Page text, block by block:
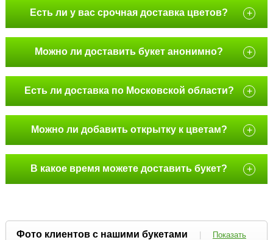
Есть ли у вас срочная доставка цветов? +
Можно ли доставить букет анонимно? +
Есть ли доставка по Московской области? +
Можно ли добавить открытку к цветам? +
В какое время можете доставить букет? +
Фото клиентов с нашими букетами |
Показать